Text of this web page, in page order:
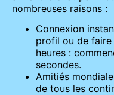
nombreuses raisons :
Connexion
profil ou de
heures :
secondes.
Amitiés
de tous les